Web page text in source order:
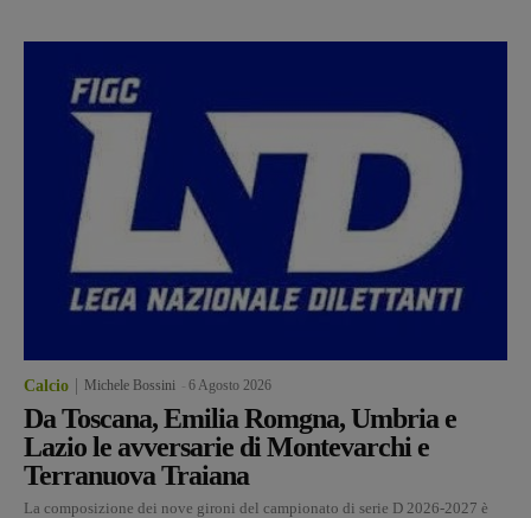
Calcio Michele Bossini 6 Agosto 2026
Da Toscana, Emilia Romgna, Umbria e
Lazio le avversarie di Montevarchi e
Terranuova Traiana
La composizione dei nove gironi del campionato di serie D 2026-2027 è